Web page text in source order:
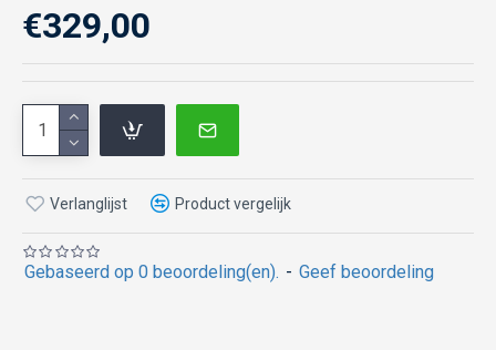
Gebaseerd op 0 beoordeling(en). - Geef beoordeling
€329,00
Verlanglijst Product vergelijk